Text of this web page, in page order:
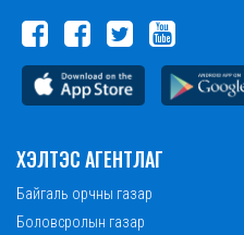
ХЭЛТЭС АГЕНТЛАГ
Байгаль орчны газар
Боловсролын газар